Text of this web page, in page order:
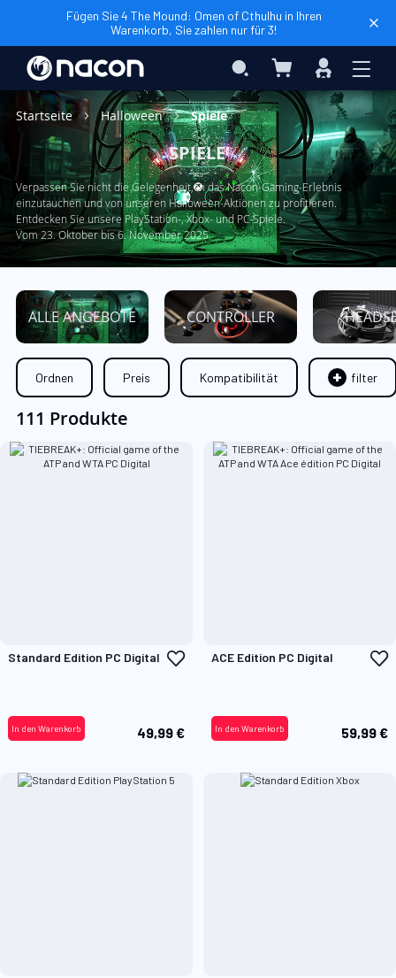
Fügen Sie 4 The Mound: Omen of Cthulhu in Ihren
Warenkorb, Sie zahlen nur für 3!
Search Mein Warenkorb
Anmelden
Startseite Halloween Spiele
SPIELE
Verpassen Sie nicht die Gelegenheit, in das Nacon-Gaming-Erlebnis
einzutauchen und von unseren Halloween-Aktionen zu profitieren.
Entdecken Sie unsere PlayStation-, Xbox- und PC-Spiele.
Vom 23. Oktober bis 6. November 2025
ALLE ANGEBOTE CONTROLLER
Ordnen Preis Kompatibilität filter
111 Produkte
Standard Edition PC Digital
Zur
49,99 €
In den Warenkorb
ACE Edition PC Digital
59,99 €
In den Warenkorb